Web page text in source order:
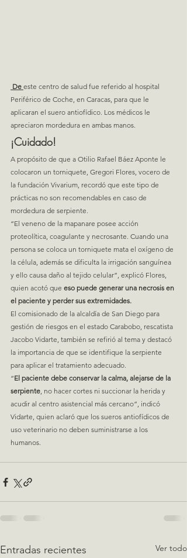
De este centro de salud fue referido al hospital
Periférico de Coche, en Caracas, para que le
aplicaran el suero antiofídico. Los médicos le
apreciaron mordedura en ambas manos.
¡Cuidado!
A propósito de que a Otilio Rafael Báez Aponte le
colocaron un torniquete, Gregori Flores, vocero de
la fundación Vivarium, recordó que este tipo de
prácticas no son recomendables en caso de
mordedura de serpiente.
“El veneno de la mapanare posee acción
proteolítica, coagulante y necrosante. Cuando una
persona se coloca un torniquete mata el oxígeno de
la célula, además se dificulta la irrigación sanguínea
y ello causa daño al tejido celular”, explicó Flores,
quien acotó que eso puede generar una necrosis en
el paciente y perder sus extremidades.
El comisionado de la alcaldía de San Diego para
gestión de riesgos en el estado Carabobo, rescatista
Jacobo Vidarte, también se refirió al tema y destacó
la importancia de que se identifique la serpiente
para aplicar el tratamiento adecuado.
“El paciente debe conservar la calma, alejarse de la
serpiente, no hacer cortes ni succionar la herida y
acudir al centro asistencial más cercano”, indicó
Vidarte, quien aclaró que los sueros antiofídicos de
uso veterinario no deben suministrarse a los
humanos.
Entradas recientes Ver todo